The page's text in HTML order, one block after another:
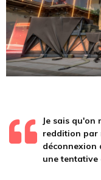
Je sais
reddition par
déconnexion
une tentative